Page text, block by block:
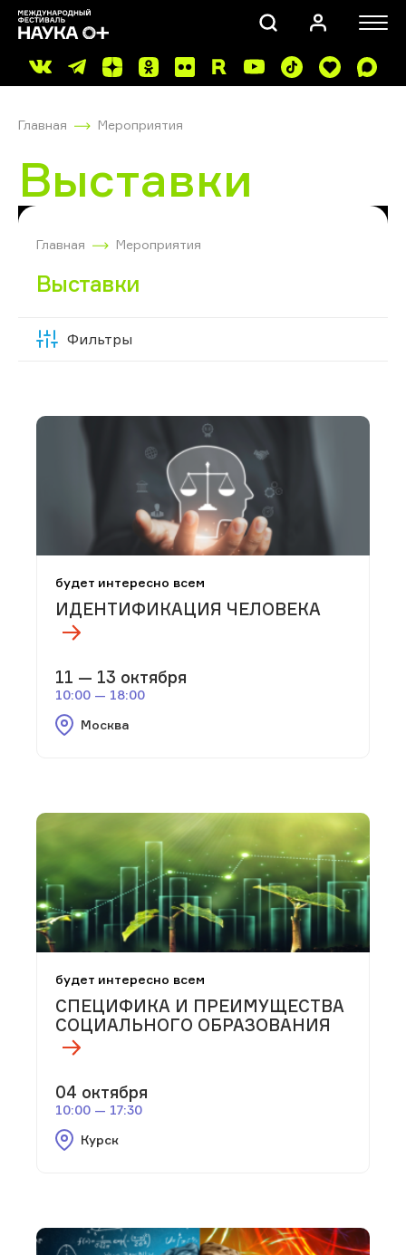
Главная Мероприятия
Выставки
Главная Мероприятия
Выставки
Фильтры
будет интересно всем
ИДЕНТИФИКАЦИЯ ЧЕЛОВЕКА
11 — 13 октября
10:00 — 18:00
Москва
будет интересно всем
СПЕЦИФИКА И ПРЕИМУЩЕСТВА
СОЦИАЛЬНОГО ОБРАЗОВАНИЯ
04 октября
10:00 — 17:30
Курск